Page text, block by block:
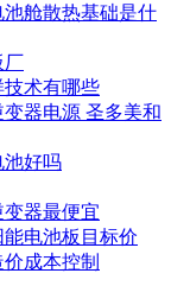
池舱散热基础是什
厂
技术有哪些
圣多美和
池好吗
器最便宜
能电池板目标价
成本控制